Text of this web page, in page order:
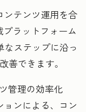
ンテンツ運用を合
ラットフォーム
なステップに沿っ
善できます。
管理の効率化
ンによる、コン